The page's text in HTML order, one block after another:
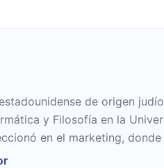
de origen
y Filosofía en la
en el marketing,
de Stanford. Según los